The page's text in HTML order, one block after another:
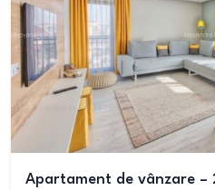
Apartament de vânzare –